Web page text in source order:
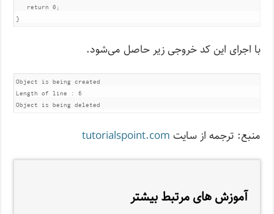
return 0 ;
}
با اجرای این کد خروجی زیر حاصل می‌شود.
Object is being created
Length of line : 6
Object is being deleted
منبع: ترجمه از سایت tutorialspoint.com
آموزش های مرتبط بیشتر